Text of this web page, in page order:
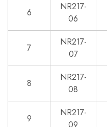
6
NR217-
06
7
NR217-
07
8
NR217-
08
9
NR217-